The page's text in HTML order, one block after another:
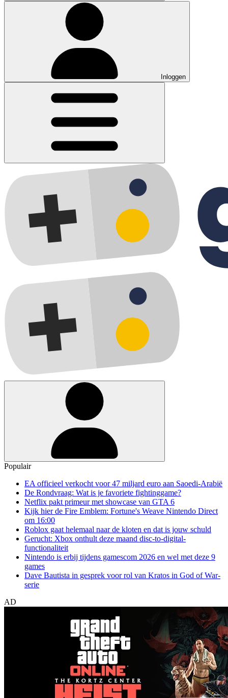
Inloggen
Populair
EA officieel verkocht voor 47 miljard euro aan Saoedi-Arabië
De Rondvraag: Wat is je favoriete fightinggame?
Netflix pakt primeur met showcase van GTA 6
Kijk hier de Fire Emblem: Fortune's Weave Nintendo Direct
om 16:00
Roblox gaat helemaal naar de kloten en dat is jouw schuld
Gerucht: Xbox onthult deze maand disc-to-digital-
functionaliteit
Nintendo is erbij tijdens gamescom 2026 en wel met deze 9
games
Dave Bautista in gesprek voor rol van Kratos in God of War-
serie
AD